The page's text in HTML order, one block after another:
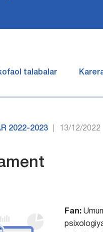
talabalar
2022-2023 13/12/2022
Fan: